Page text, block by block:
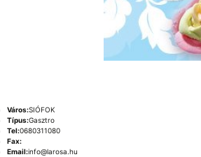
Város:SIÓFOK
Típus:Gasztro
Tel:0680311080
Fax:
Email:info@larosa.hu